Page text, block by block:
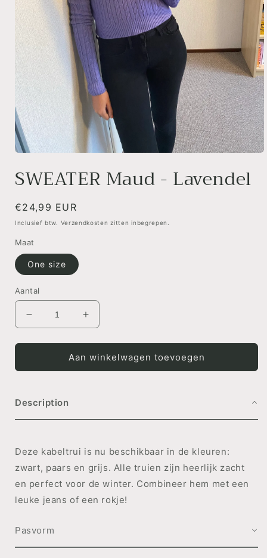
openen
in
SWEATER Maud - Lavendel
Normale
prijs
€24,99 EUR
Inclusief btw. Verzendkosten zitten inbegrepen.
Maat
One size
Aantal
Aantal
verlagen
voor
SWEATER
Maud
Aantal
verhogen
voor
SWEATER
Maud
Aan winkelwagen toevoegen
Description
Deze kabeltrui is nu beschikbaar in de kleuren:
zwart, paars en grijs. Alle truien zijn heerlijk zacht
en perfect voor de winter. Combineer hem met een
leuke jeans of een rokje!
Pasvorm